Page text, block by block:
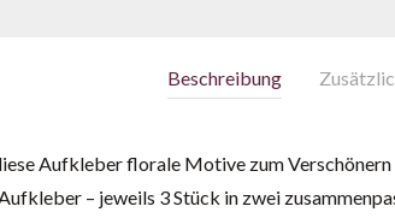
Beschreibung
Aufkleber florale Motive zum Verschönern
– jeweils 3 Stück in zwei